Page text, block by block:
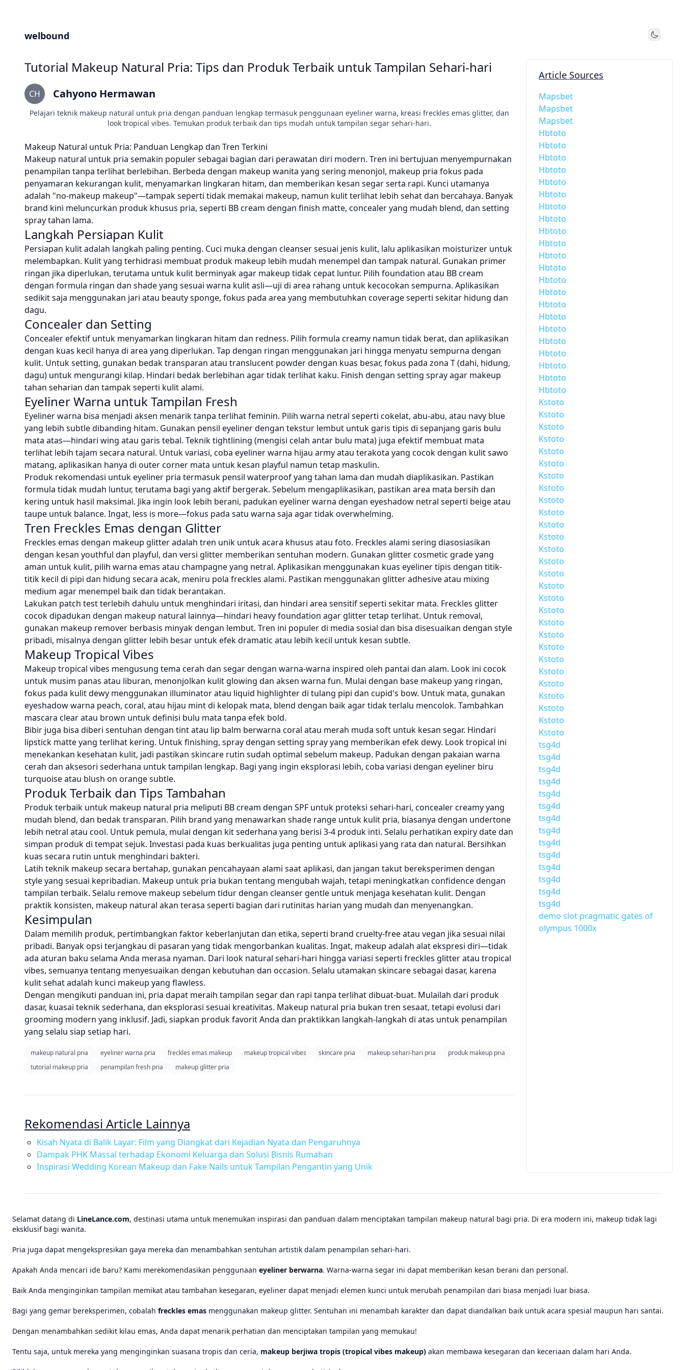
welbound Toggle
Tutorial Makeup Natural Pria: Tips dan Produk Terbaik untuk Tampilan Sehari-hari
CH Cahyono Hermawan
Pelajari teknik makeup natural untuk pria dengan panduan lengkap termasuk penggunaan eyeliner warna, kreasi freckles emas glitter, dan
look tropical vibes. Temukan produk terbaik dan tips mudah untuk tampilan segar sehari-hari.
Makeup Natural untuk Pria: Panduan Lengkap dan Tren Terkini
Makeup natural untuk pria semakin populer sebagai bagian dari perawatan diri modern. Tren ini bertujuan menyempurnakan
penampilan tanpa terlihat berlebihan. Berbeda dengan makeup wanita yang sering menonjol, makeup pria fokus pada
penyamaran kekurangan kulit, menyamarkan lingkaran hitam, dan memberikan kesan segar serta rapi. Kunci utamanya
adalah "no-makeup makeup"—tampak seperti tidak memakai makeup, namun kulit terlihat lebih sehat dan bercahaya. Banyak
brand kini meluncurkan produk khusus pria, seperti BB cream dengan finish matte, concealer yang mudah blend, dan setting
spray tahan lama.
Langkah Persiapan Kulit
Persiapan kulit adalah langkah paling penting. Cuci muka dengan cleanser sesuai jenis kulit, lalu aplikasikan moisturizer untuk
melembapkan. Kulit yang terhidrasi membuat produk makeup lebih mudah menempel dan tampak natural. Gunakan primer
ringan jika diperlukan, terutama untuk kulit berminyak agar makeup tidak cepat luntur. Pilih foundation atau BB cream
dengan formula ringan dan shade yang sesuai warna kulit asli—uji di area rahang untuk kecocokan sempurna. Aplikasikan
sedikit saja menggunakan jari atau beauty sponge, fokus pada area yang membutuhkan coverage seperti sekitar hidung dan
dagu.
Concealer dan Setting
Concealer efektif untuk menyamarkan lingkaran hitam dan redness. Pilih formula creamy namun tidak berat, dan aplikasikan
dengan kuas kecil hanya di area yang diperlukan. Tap dengan ringan menggunakan jari hingga menyatu sempurna dengan
kulit. Untuk setting, gunakan bedak transparan atau translucent powder dengan kuas besar, fokus pada zona T (dahi, hidung,
dagu) untuk mengurangi kilap. Hindari bedak berlebihan agar tidak terlihat kaku. Finish dengan setting spray agar makeup
tahan seharian dan tampak seperti kulit alami.
Eyeliner Warna untuk Tampilan Fresh
Eyeliner warna bisa menjadi aksen menarik tanpa terlihat feminin. Pilih warna netral seperti cokelat, abu-abu, atau navy blue
yang lebih subtle dibanding hitam. Gunakan pensil eyeliner dengan tekstur lembut untuk garis tipis di sepanjang garis bulu
mata atas—hindari wing atau garis tebal. Teknik tightlining (mengisi celah antar bulu mata) juga efektif membuat mata
terlihat lebih tajam secara natural. Untuk variasi, coba eyeliner warna hijau army atau terakota yang cocok dengan kulit sawo
matang, aplikasikan hanya di outer corner mata untuk kesan playful namun tetap maskulin.
Produk rekomendasi untuk eyeliner pria termasuk pensil waterproof yang tahan lama dan mudah diaplikasikan. Pastikan
formula tidak mudah luntur, terutama bagi yang aktif bergerak. Sebelum mengaplikasikan, pastikan area mata bersih dan
kering untuk hasil maksimal. Jika ingin look lebih berani, padukan eyeliner warna dengan eyeshadow netral seperti beige atau
taupe untuk balance. Ingat, less is more—fokus pada satu warna saja agar tidak overwhelming.
Tren Freckles Emas dengan Glitter
Freckles emas dengan makeup glitter adalah tren unik untuk acara khusus atau foto. Freckles alami sering diasosiasikan
dengan kesan youthful dan playful, dan versi glitter memberikan sentuhan modern. Gunakan glitter cosmetic grade yang
aman untuk kulit, pilih warna emas atau champagne yang netral. Aplikasikan menggunakan kuas eyeliner tipis dengan titik-
titik kecil di pipi dan hidung secara acak, meniru pola freckles alami. Pastikan menggunakan glitter adhesive atau mixing
medium agar menempel baik dan tidak berantakan.
Lakukan patch test terlebih dahulu untuk menghindari iritasi, dan hindari area sensitif seperti sekitar mata. Freckles glitter
cocok dipadukan dengan makeup natural lainnya—hindari heavy foundation agar glitter tetap terlihat. Untuk removal,
gunakan makeup remover berbasis minyak dengan lembut. Tren ini populer di media sosial dan bisa disesuaikan dengan style
pribadi, misalnya dengan glitter lebih besar untuk efek dramatic atau lebih kecil untuk kesan subtle.
Makeup Tropical Vibes
Makeup tropical vibes mengusung tema cerah dan segar dengan warna-warna inspired oleh pantai dan alam. Look ini cocok
untuk musim panas atau liburan, menonjolkan kulit glowing dan aksen warna fun. Mulai dengan base makeup yang ringan,
fokus pada kulit dewy menggunakan illuminator atau liquid highlighter di tulang pipi dan cupid's bow. Untuk mata, gunakan
eyeshadow warna peach, coral, atau hijau mint di kelopak mata, blend dengan baik agar tidak terlalu mencolok. Tambahkan
mascara clear atau brown untuk definisi bulu mata tanpa efek bold.
Bibir juga bisa diberi sentuhan dengan tint atau lip balm berwarna coral atau merah muda soft untuk kesan segar. Hindari
lipstick matte yang terlihat kering. Untuk finishing, spray dengan setting spray yang memberikan efek dewy. Look tropical ini
menekankan kesehatan kulit, jadi pastikan skincare rutin sudah optimal sebelum makeup. Padukan dengan pakaian warna
cerah dan aksesori sederhana untuk tampilan lengkap. Bagi yang ingin eksplorasi lebih, coba variasi dengan eyeliner biru
turquoise atau blush on orange subtle.
Produk Terbaik dan Tips Tambahan
Produk terbaik untuk makeup natural pria meliputi BB cream dengan SPF untuk proteksi sehari-hari, concealer creamy yang
mudah blend, dan bedak transparan. Pilih brand yang menawarkan shade range untuk kulit pria, biasanya dengan undertone
lebih netral atau cool. Untuk pemula, mulai dengan kit sederhana yang berisi 3-4 produk inti. Selalu perhatikan expiry date dan
simpan produk di tempat sejuk. Investasi pada kuas berkualitas juga penting untuk aplikasi yang rata dan natural. Bersihkan
kuas secara rutin untuk menghindari bakteri.
Latih teknik makeup secara bertahap, gunakan pencahayaan alami saat aplikasi, dan jangan takut bereksperimen dengan
style yang sesuai kepribadian. Makeup untuk pria bukan tentang mengubah wajah, tetapi meningkatkan confidence dengan
tampilan terbaik. Selalu remove makeup sebelum tidur dengan cleanser gentle untuk menjaga kesehatan kulit. Dengan
praktik konsisten, makeup natural akan terasa seperti bagian dari rutinitas harian yang mudah dan menyenangkan.
Kesimpulan
Dalam memilih produk, pertimbangkan faktor keberlanjutan dan etika, seperti brand cruelty-free atau vegan jika sesuai nilai
pribadi. Banyak opsi terjangkau di pasaran yang tidak mengorbankan kualitas. Ingat, makeup adalah alat ekspresi diri—tidak
ada aturan baku selama Anda merasa nyaman. Dari look natural sehari-hari hingga variasi seperti freckles glitter atau tropical
vibes, semuanya tentang menyesuaikan dengan kebutuhan dan occasion. Selalu utamakan skincare sebagai dasar, karena
kulit sehat adalah kunci makeup yang flawless.
Dengan mengikuti panduan ini, pria dapat meraih tampilan segar dan rapi tanpa terlihat dibuat-buat. Mulailah dari produk
dasar, kuasai teknik sederhana, dan eksplorasi sesuai kreativitas. Makeup natural pria bukan tren sesaat, tetapi evolusi dari
grooming modern yang inklusif. Jadi, siapkan produk favorit Anda dan praktikkan langkah-langkah di atas untuk penampilan
yang selalu siap setiap hari.
makeup natural pria eyeliner warna pria freckles emas makeup makeup tropical vibes skincare pria makeup sehari-hari pria
produk makeup pria
tutorial makeup pria
penampilan fresh pria makeup glitter pria
Rekomendasi Article Lainnya
Kisah Nyata di Balik Layar: Film yang Diangkat dari Kejadian Nyata dan Pengaruhnya
Dampak PHK Massal terhadap Ekonomi Keluarga dan Solusi Bisnis Rumahan
Inspirasi Wedding Korean Makeup dan Fake Nails untuk Tampilan Pengantin yang Unik
Article Sources
Mapsbet
Mapsbet
Mapsbet
Hbtoto
Hbtoto
Hbtoto
Hbtoto
Hbtoto
Hbtoto
Hbtoto
Hbtoto
Hbtoto
Hbtoto
Hbtoto
Hbtoto
Hbtoto
Hbtoto
Hbtoto
Hbtoto
Hbtoto
Hbtoto
Hbtoto
Hbtoto
Hbtoto
Hbtoto
Kstoto
Kstoto
Kstoto
Kstoto
Kstoto
Kstoto
Kstoto
Kstoto
Kstoto
Kstoto
Kstoto
Kstoto
Kstoto
Kstoto
Kstoto
Kstoto
Kstoto
Kstoto
Kstoto
Kstoto
Kstoto
Kstoto
Kstoto
Kstoto
Kstoto
Kstoto
Kstoto
Kstoto
tsg4d
tsg4d
tsg4d
tsg4d
tsg4d
tsg4d
tsg4d
tsg4d
tsg4d
tsg4d
tsg4d
tsg4d
tsg4d
tsg4d
demo slot pragmatic gates of
olympus 1000x
Selamat datang di LineLance.com, destinasi utama untuk menemukan inspirasi dan panduan dalam menciptakan tampilan makeup natural bagi pria. Di era modern ini, makeup tidak lagi
eksklusif bagi wanita.
Pria juga dapat mengekspresikan gaya mereka dan menambahkan sentuhan artistik dalam penampilan sehari-hari.
Apakah Anda mencari ide baru? Kami merekomendasikan penggunaan eyeliner berwarna. Warna-warna segar ini dapat memberikan kesan berani dan personal.
Baik Anda menginginkan tampilan memikat atau tambahan kesegaran, eyeliner dapat menjadi elemen kunci untuk merubah penampilan dari biasa menjadi luar biasa.
Bagi yang gemar bereksperimen, cobalah freckles emas menggunakan makeup glitter. Sentuhan ini menambah karakter dan dapat diandalkan baik untuk acara spesial maupun hari santai.
Dengan menambahkan sedikit kilau emas, Anda dapat menarik perhatian dan menciptakan tampilan yang memukau!
Tentu saja, untuk mereka yang menginginkan suasana tropis dan ceria, makeup berjiwa tropis (tropical vibes makeup) akan membawa kesegaran dan keceriaan dalam hari Anda.